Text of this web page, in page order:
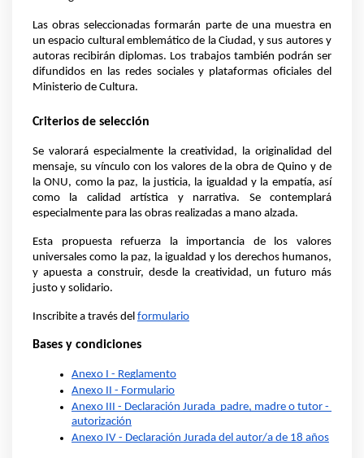
Las obras seleccionadas formarán parte de una muestra en
un espacio cultural emblemático de la Ciudad, y sus autores y
autoras recibirán diplomas. Los trabajos también podrán ser
difundidos en las redes sociales y plataformas oficiales del
Ministerio de Cultura.
Criterios de selección
Se valorará especialmente la creatividad, la originalidad del
mensaje, su vínculo con los valores de la obra de Quino y de
la ONU, como la paz, la justicia, la igualdad y la empatía, así
como la calidad artística y narrativa. Se contemplará
especialmente para las obras realizadas a mano alzada.
Esta propuesta refuerza la importancia de los valores
universales como la paz, la igualdad y los derechos humanos,
y apuesta a construir, desde la creatividad, un futuro más
justo y solidario.
Inscribite a través del formulario
Bases y condiciones
Anexo I - Reglamento
Anexo II - Formulario
Anexo III - Declaración Jurada  padre, madre o tutor -
autorización
Anexo IV - Declaración Jurada del autor/a de 18 años